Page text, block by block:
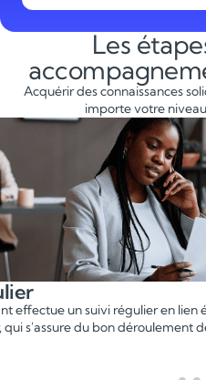
Les
Acquérir des connaissances
importe votre
avec
cours.
1
Avant le
Votre conseiller
l'enseignant le
enfant, afin de